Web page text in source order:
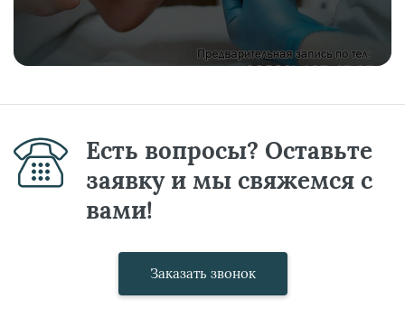
Есть вопросы? Оставьте
заявку и мы свяжемся с
вами!
Заказать звонок